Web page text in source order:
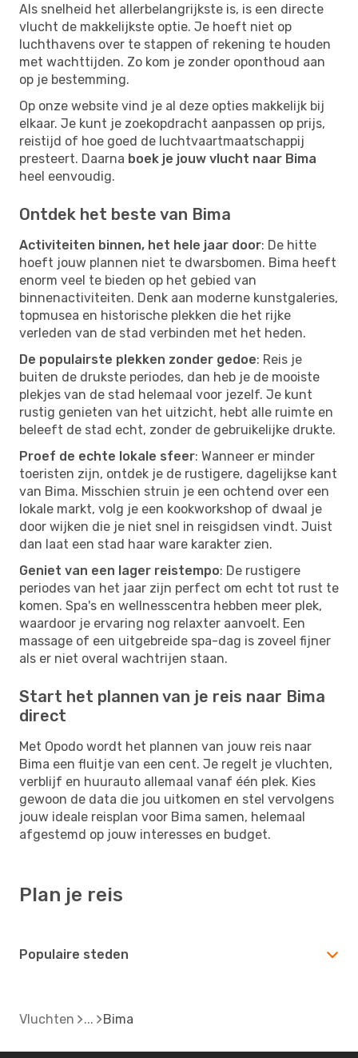
Als snelheid het allerbelangrijkste is, is een directe
vlucht de makkelijkste optie. Je hoeft niet op
luchthavens over te stappen of rekening te houden
met wachttijden. Zo kom je zonder oponthoud aan
op je bestemming.
Op onze website vind je al deze opties makkelijk bij
elkaar. Je kunt je zoekopdracht aanpassen op prijs,
reistijd of hoe goed de luchtvaartmaatschappij
presteert. Daarna boek je jouw vlucht naar Bima
heel eenvoudig.
Ontdek het beste van Bima
Activiteiten binnen, het hele jaar door: De hitte
hoeft jouw plannen niet te dwarsbomen. Bima heeft
enorm veel te bieden op het gebied van
binnenactiviteiten. Denk aan moderne kunstgaleries,
topmusea en historische plekken die het rijke
verleden van de stad verbinden met het heden.
De populairste plekken zonder gedoe: Reis je
buiten de drukste periodes, dan heb je de mooiste
plekjes van de stad helemaal voor jezelf. Je kunt
rustig genieten van het uitzicht, hebt alle ruimte en
beleeft de stad echt, zonder de gebruikelijke drukte.
Proef de echte lokale sfeer: Wanneer er minder
toeristen zijn, ontdek je de rustigere, dagelijkse kant
van Bima. Misschien struin je een ochtend over een
lokale markt, volg je een kookworkshop of dwaal je
door wijken die je niet snel in reisgidsen vindt. Juist
dan laat een stad haar ware karakter zien.
Geniet van een lager reistempo: De rustigere
periodes van het jaar zijn perfect om echt tot rust te
komen. Spa's en wellnesscentra hebben meer plek,
waardoor je ervaring nog relaxter aanvoelt. Een
massage of een uitgebreide spa-dag is zoveel fijner
als er niet overal wachtrijen staan.
Start het plannen van je reis naar Bima
direct
Met Opodo wordt het plannen van jouw reis naar
Bima een fluitje van een cent. Je regelt je vluchten,
verblijf en huurauto allemaal vanaf één plek. Kies
gewoon de data die jou uitkomen en stel vervolgens
jouw ideale reisplan voor Bima samen, helemaal
afgestemd op jouw interesses en budget.
Plan je reis
Populaire steden
Vluchten Bima